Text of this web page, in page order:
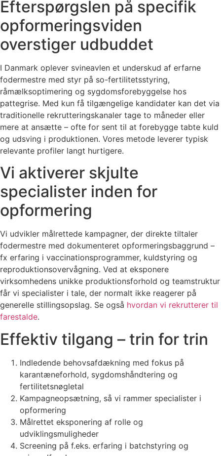
Efterspørgslen på specifik
opformeringsviden
overstiger udbuddet
I Danmark oplever svineavlen et underskud af erfarne
fodermestre med styr på so-fertilitetsstyring,
råmælksoptimering og sygdomsforebyggelse hos
pattegrise. Med kun få tilgængelige kandidater kan det via
traditionelle rekrutteringskanaler tage to måneder eller
mere at ansætte – ofte for sent til at forebygge tabte kuld
og udsving i produktionen. Vores metode leverer typisk
relevante profiler langt hurtigere.
Vi aktiverer skjulte
specialister inden for
opformering
Vi udvikler målrettede kampagner, der direkte tiltaler
fodermestre med dokumenteret opformeringsbaggrund –
fx erfaring i vaccinationsprogrammer, kuldstyring og
reproduktionsovervågning. Ved at eksponere
virksomhedens unikke produktionsforhold og teamstruktur
får vi specialister i tale, der normalt ikke reagerer på
generelle stillingsopslag. Se også hvordan vi rekrutterer til
farestalde.
Effektiv tilgang – trin for trin
Indledende behovsafdækning med fokus på
karantæneforhold, sygdomshåndtering og
fertilitetsnøgletal
Kampagneopsætning, så vi rammer specialister i
opformering
Målrettet eksponering af rolle og
udviklingsmuligheder
Screening på f.eks. erfaring i batchstyring og